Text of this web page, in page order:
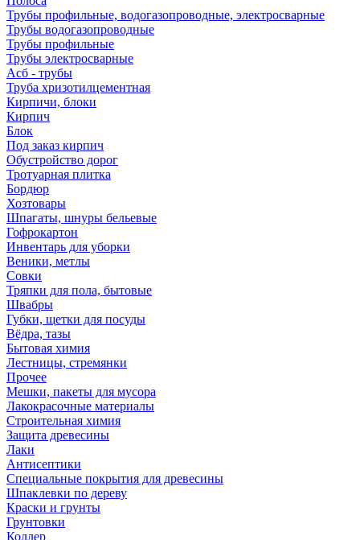
Трубы профильные, водогазопроводные, электросварные
Трубы водогазопроводные
Трубы профильные
Трубы электросварные
Асб - трубы
Труба хризотилцементная
Кирпичи, блоки
Кирпич
Блок
Под заказ кирпич
Обустройство дорог
Тротуарная плитка
Бордюр
Хозтовары
Шпагаты, шнуры бельевые
Гофрокартон
Инвентарь для уборки
Веники, метлы
Совки
Тряпки для пола, бытовые
Швабры
Губки, щетки для посуды
Вёдра, тазы
Бытовая химия
Лестницы, стремянки
Прочее
Мешки, пакеты для мусора
Лакокрасочные материалы
Строительная химия
Защита древесины
Лаки
Антисептики
Специальные покрытия для древесины
Шпаклевки по дереву
Краски и грунты
Грунтовки
Коллер